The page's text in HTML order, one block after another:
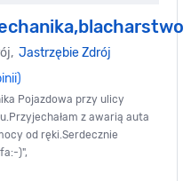
Jastrzębie Zdrój
Pojazdowa przy ulicy
z awarią auta
od ręki.Serdecznie
)",